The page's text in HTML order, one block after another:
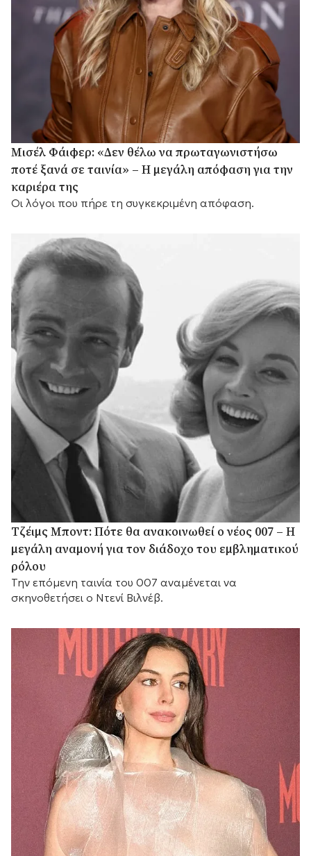
Μισέλ Φάιφερ: «Δεν θέλω να πρωταγωνιστήσω
ποτέ ξανά σε ταινία» – Η μεγάλη απόφαση για την
καριέρα της
Οι λόγοι που πήρε τη συγκεκριμένη απόφαση.
Τζέιμς Μποντ: Πότε θα ανακοινωθεί ο νέος 007 – Η
μεγάλη αναμονή για τον διάδοχο του εμβληματικού
ρόλου
Την επόμενη ταινία του 007 αναμένεται να
σκηνοθετήσει ο Ντενί Βιλνέβ.